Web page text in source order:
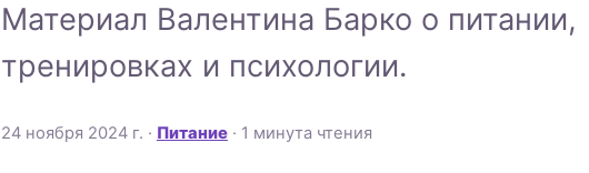
Материал Валентина Барко о питании,
тренировках и психологии.
24 ноября 2024 г. · Питание· 1 минута чтения